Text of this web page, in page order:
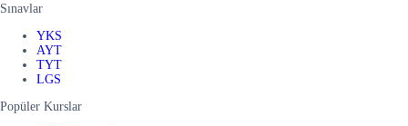
Sınavlar
YKS
AYT
TYT
LGS
Popüler Kurslar